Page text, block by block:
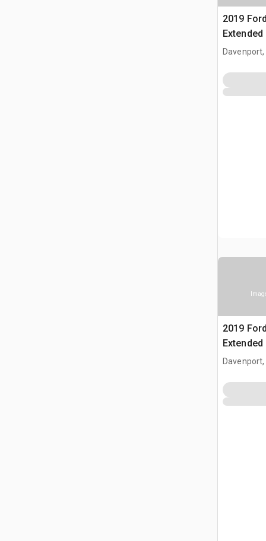
2019
Davenport,
2019
Davenport,